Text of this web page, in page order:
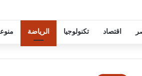
اقتصاد تكنولوجيا الرياضة